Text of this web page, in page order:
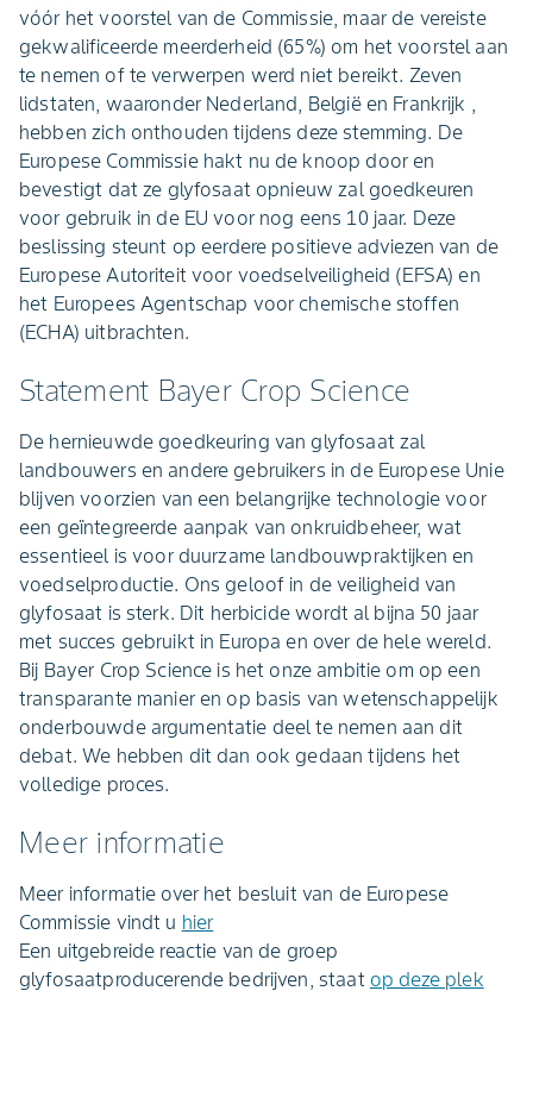
vóór het voorstel van de Commissie, maar de vereiste
gekwalificeerde meerderheid (65%) om het voorstel aan
te nemen of te verwerpen werd niet bereikt. Zeven
lidstaten, waaronder Nederland, België en Frankrijk ,
hebben zich onthouden tijdens deze stemming. De
Europese Commissie hakt nu de knoop door en
bevestigt dat ze glyfosaat opnieuw zal goedkeuren
voor gebruik in de EU voor nog eens 10 jaar. Deze
beslissing steunt op eerdere positieve adviezen van de
Europese Autoriteit voor voedselveiligheid (EFSA) en
het Europees Agentschap voor chemische stoffen
(ECHA) uitbrachten.
Statement Bayer Crop Science
De hernieuwde goedkeuring van glyfosaat zal
landbouwers en andere gebruikers in de Europese Unie
blijven voorzien van een belangrijke technologie voor
een geïntegreerde aanpak van onkruidbeheer, wat
essentieel is voor duurzame landbouwpraktijken en
voedselproductie. Ons geloof in de veiligheid van
glyfosaat is sterk. Dit herbicide wordt al bijna 50 jaar
met succes gebruikt in Europa en over de hele wereld.
Bij Bayer Crop Science is het onze ambitie om op een
transparante manier en op basis van wetenschappelijk
onderbouwde argumentatie deel te nemen aan dit
debat. We hebben dit dan ook gedaan tijdens het
volledige proces.
Meer informatie
Meer informatie over het besluit van de Europese
Commissie vindt u hier
Een uitgebreide reactie van de groep
glyfosaatproducerende bedrijven, staat op deze plek